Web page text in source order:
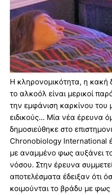
Η κληρονομικότητα, η κακή
το αλκοόλ είναι μερικοί
την εμφάνιση καρκίνου
ειδικούς... Μία νέα έρευνα
δημοσιεύθηκε στο
Chronobiology International
με αναμμένο φως αυξάνει
νόσου. Στην έρευνα
αποτελέσματα έδειξαν ότι
κοιμούνται το βράδυ με